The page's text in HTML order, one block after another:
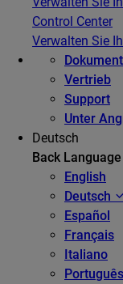
Control Center
Verwalten Sie
Vertrieb
Support
Unter
Deutsch
Back Language
English
Deutsch
Español
Français
Italiano
Português